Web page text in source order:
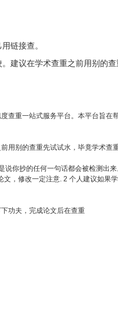
链接查。
建议在学术查重之前用别的
查重一站式服务平台。本平台旨在
用别的查重先试试水，毕竟学术查
你抄的任何一句话都会被检测出
，修改一定注意. 2 个人建议如果
功夫，完成论文后在查重